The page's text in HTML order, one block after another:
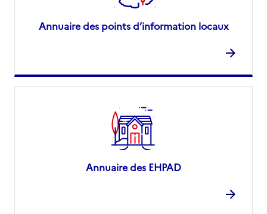
Annuaire des points d’information locaux
Annuaire des EHPAD